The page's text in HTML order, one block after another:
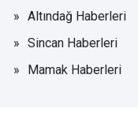
Altındağ Haberleri
Sincan Haberleri
Mamak Haberleri